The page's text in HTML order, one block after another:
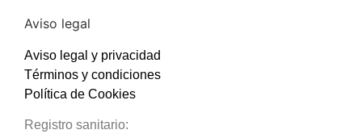
Aviso legal
Aviso legal y privacidad
Términos y condiciones
Política de Cookies
Registro sanitario: